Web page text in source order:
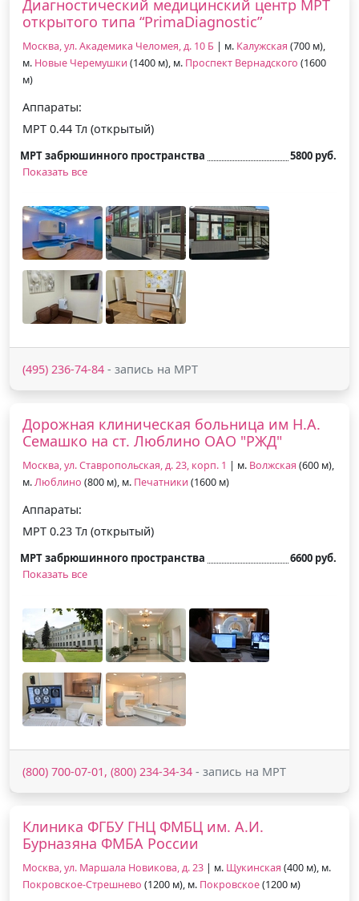
Диагностический медицинский центр МРТ
открытого типа “PrimaDiagnostic”
Москва, ул. Академика Челомея, д. 10 Б | м. Калужская (700 м),
м. Новые Черемушки (1400 м), м. Проспект Вернадского (1600
м)
Аппараты:
МРТ 0.44 Тл (открытый)
МРТ забрюшинного пространства
5800 руб.
Показать все
(495) 236-74-84 - запись на МРТ
Дорожная клиническая больница им Н.А.
Семашко на ст. Люблино ОАО "РЖД"
Москва, ул. Ставропольская, д. 23, корп. 1 | м. Волжская (600 м),
м.Люблино (800 м), м. Печатники (1600 м)
Аппараты:
МРТ 0.23 Тл (открытый)
МРТ забрюшинного пространства
6600 руб.
Показать все
(800) 700-07-01, (800) 234-34-34 - запись на МРТ
Клиника ФГБУ ГНЦ ФМБЦ им. А.И.
Бурназяна ФМБА России
Москва, ул. Маршала Новикова, д. 23 | м. Щукинская (400 м), м.
Покровское-Стрешнево (1200 м), м. Покровское(1200 м)